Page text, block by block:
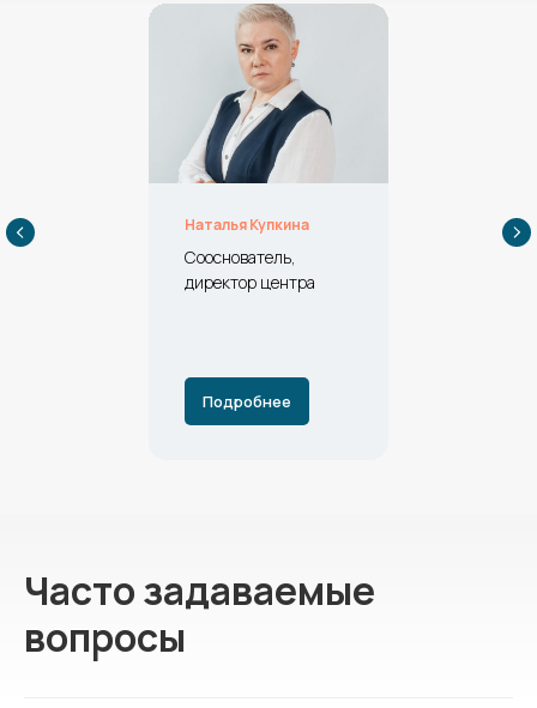
Наталья Купкина
Сооснователь,
директор центра
Подробнее
Часто задаваемые
вопросы